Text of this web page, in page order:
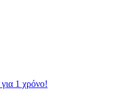
1 χρόνο!